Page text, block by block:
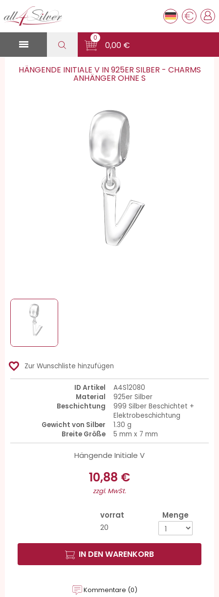
€

0
0,00 €
HÄNGENDE INITIALE V IN 925ER SILBER - CHARMS
ANHÄNGER OHNE S
favorite_border Zur Wunschliste hinzufügen
ID Artikel
A4S12080
Material
925er Silber
Beschichtung
999 Silber Beschichtet +
Elektrobeschichtung
Gewicht von Silber
1.30 g
Breite Größe
5 mm x 7 mm
Hängende Initiale V
10,88 €
zzgl. MwSt.
vorrat
20
Menge
IN DEN WARENKORB
Kommentare (0)